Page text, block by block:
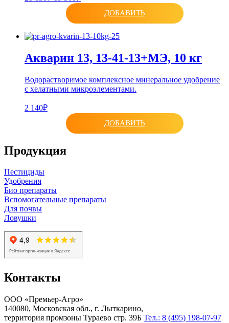
ДОБАВИТЬ
Акварин 13, 13-41-13+МЭ, 10 кг
Водорастворимое комплексное минеральное удобрение
с хелатными микроэлементами.
2 140₽
ДОБАВИТЬ
Продукция
Пестициды
Удобрения
Био препараты
Вспомогательные препараты
Для почвы
Ловушки
Контакты
ООО «Премьер-Агро»
140080, Московская обл., г. Лыткарино,
территория промзоны Тураево стр. 39Б Тел.: 8 (495) 198-07-97